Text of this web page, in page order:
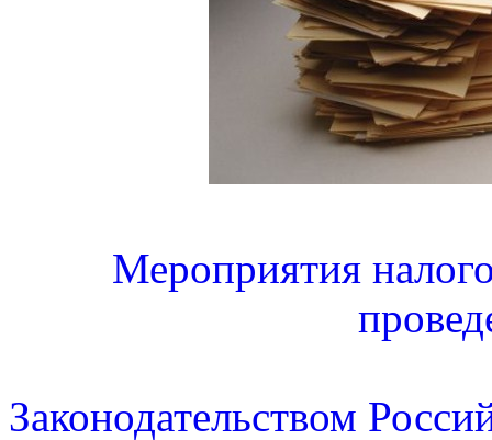
Мероприятия
Законодательством